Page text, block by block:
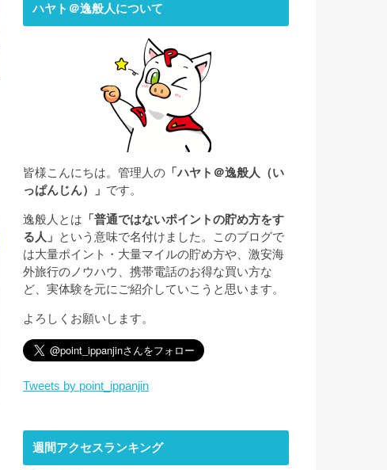
ハヤト＠逸般人について
皆様こんにちは。管理人の 「ハヤト＠逸般人（い
っぱんじん）」 です。
逸般人とは 「普通ではないポイントの貯め方をす
る人」
という意味で名付けました。このブログで
は大量ポイント・大量マイルの貯め方や、激安海
外旅行のノウハウ、携帯電話のお得な買い方な
ど、実体験を元にご紹介していこうと思います。
よろしくお願いします。
Tweets by point_ippanjin
週間アクセスランキング